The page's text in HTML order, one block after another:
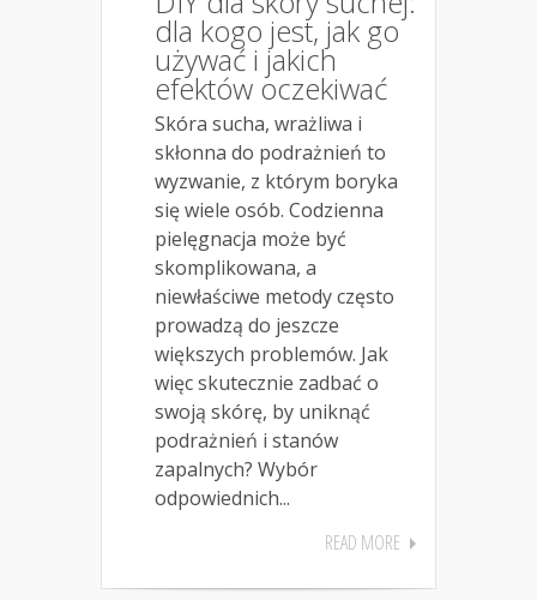
dla kogo jest, jak go
używać i jakich
efektów oczekiwać
Skóra sucha, wrażliwa i
skłonna do podrażnień to
wyzwanie, z którym boryka
się wiele osób. Codzienna
pielęgnacja może być
skomplikowana, a
niewłaściwe metody często
prowadzą do jeszcze
większych problemów. Jak
więc skutecznie zadbać o
swoją skórę, by uniknąć
podrażnień i stanów
zapalnych? Wybór
odpowiednich...
READ MORE